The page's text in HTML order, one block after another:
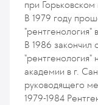
при
В 1979 году
"рентгенология"
В 1986 закончил
академии в г.
руководящего
1979-1984